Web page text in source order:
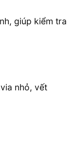
giúp kiểm tra
nhỏ, vết